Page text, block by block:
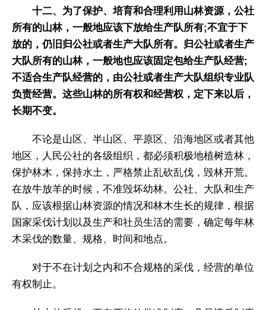
十二、为了保护、培育和合理利用山林资源，公社
所有的山林，一般地应该下放给生产队所有;不宜于下
放的，仍旧归公社或者生产大队所有。归公社或者生产
大队所有的山林，一般地也应该固定包给生产队经营;
不适合生产队经营的，由公社或者生产大队组织专业队
负责经营。这些山林的所有权和经营权，定下来以后，
长期不变。
不论是山区、半山区、平原区、沿海地区或者其他
地区，人民公社的各级组织，都必须积极地植树造林，
保护林木，保持水土，严格禁止乱砍乱伐，毁林开荒。
在放牛放羊的时候，不准毁坏幼林。公社、大队和生产
队，应该根据山林资源的情况和林木生长的规律，根据
国家采伐计划以及生产和社员生活的需要，确定每年林
木采伐的数量、规格、时间和地点。
对于不在计划之内和不合规格的采伐，经营的单位
有权制止。